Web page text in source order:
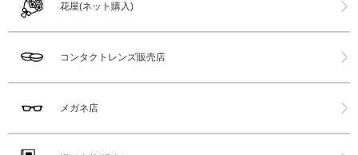
花屋(ネット購入)
コンタクトレンズ販売店
メガネ店